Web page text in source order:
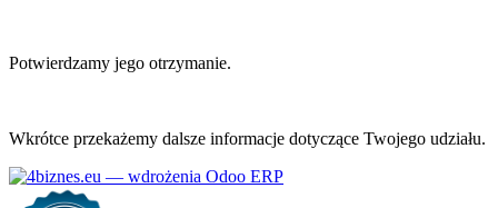
Potwierdzamy jego otrzymanie.
Wkrótce przekażemy dalsze informacje dotyczące Twojego udziału.